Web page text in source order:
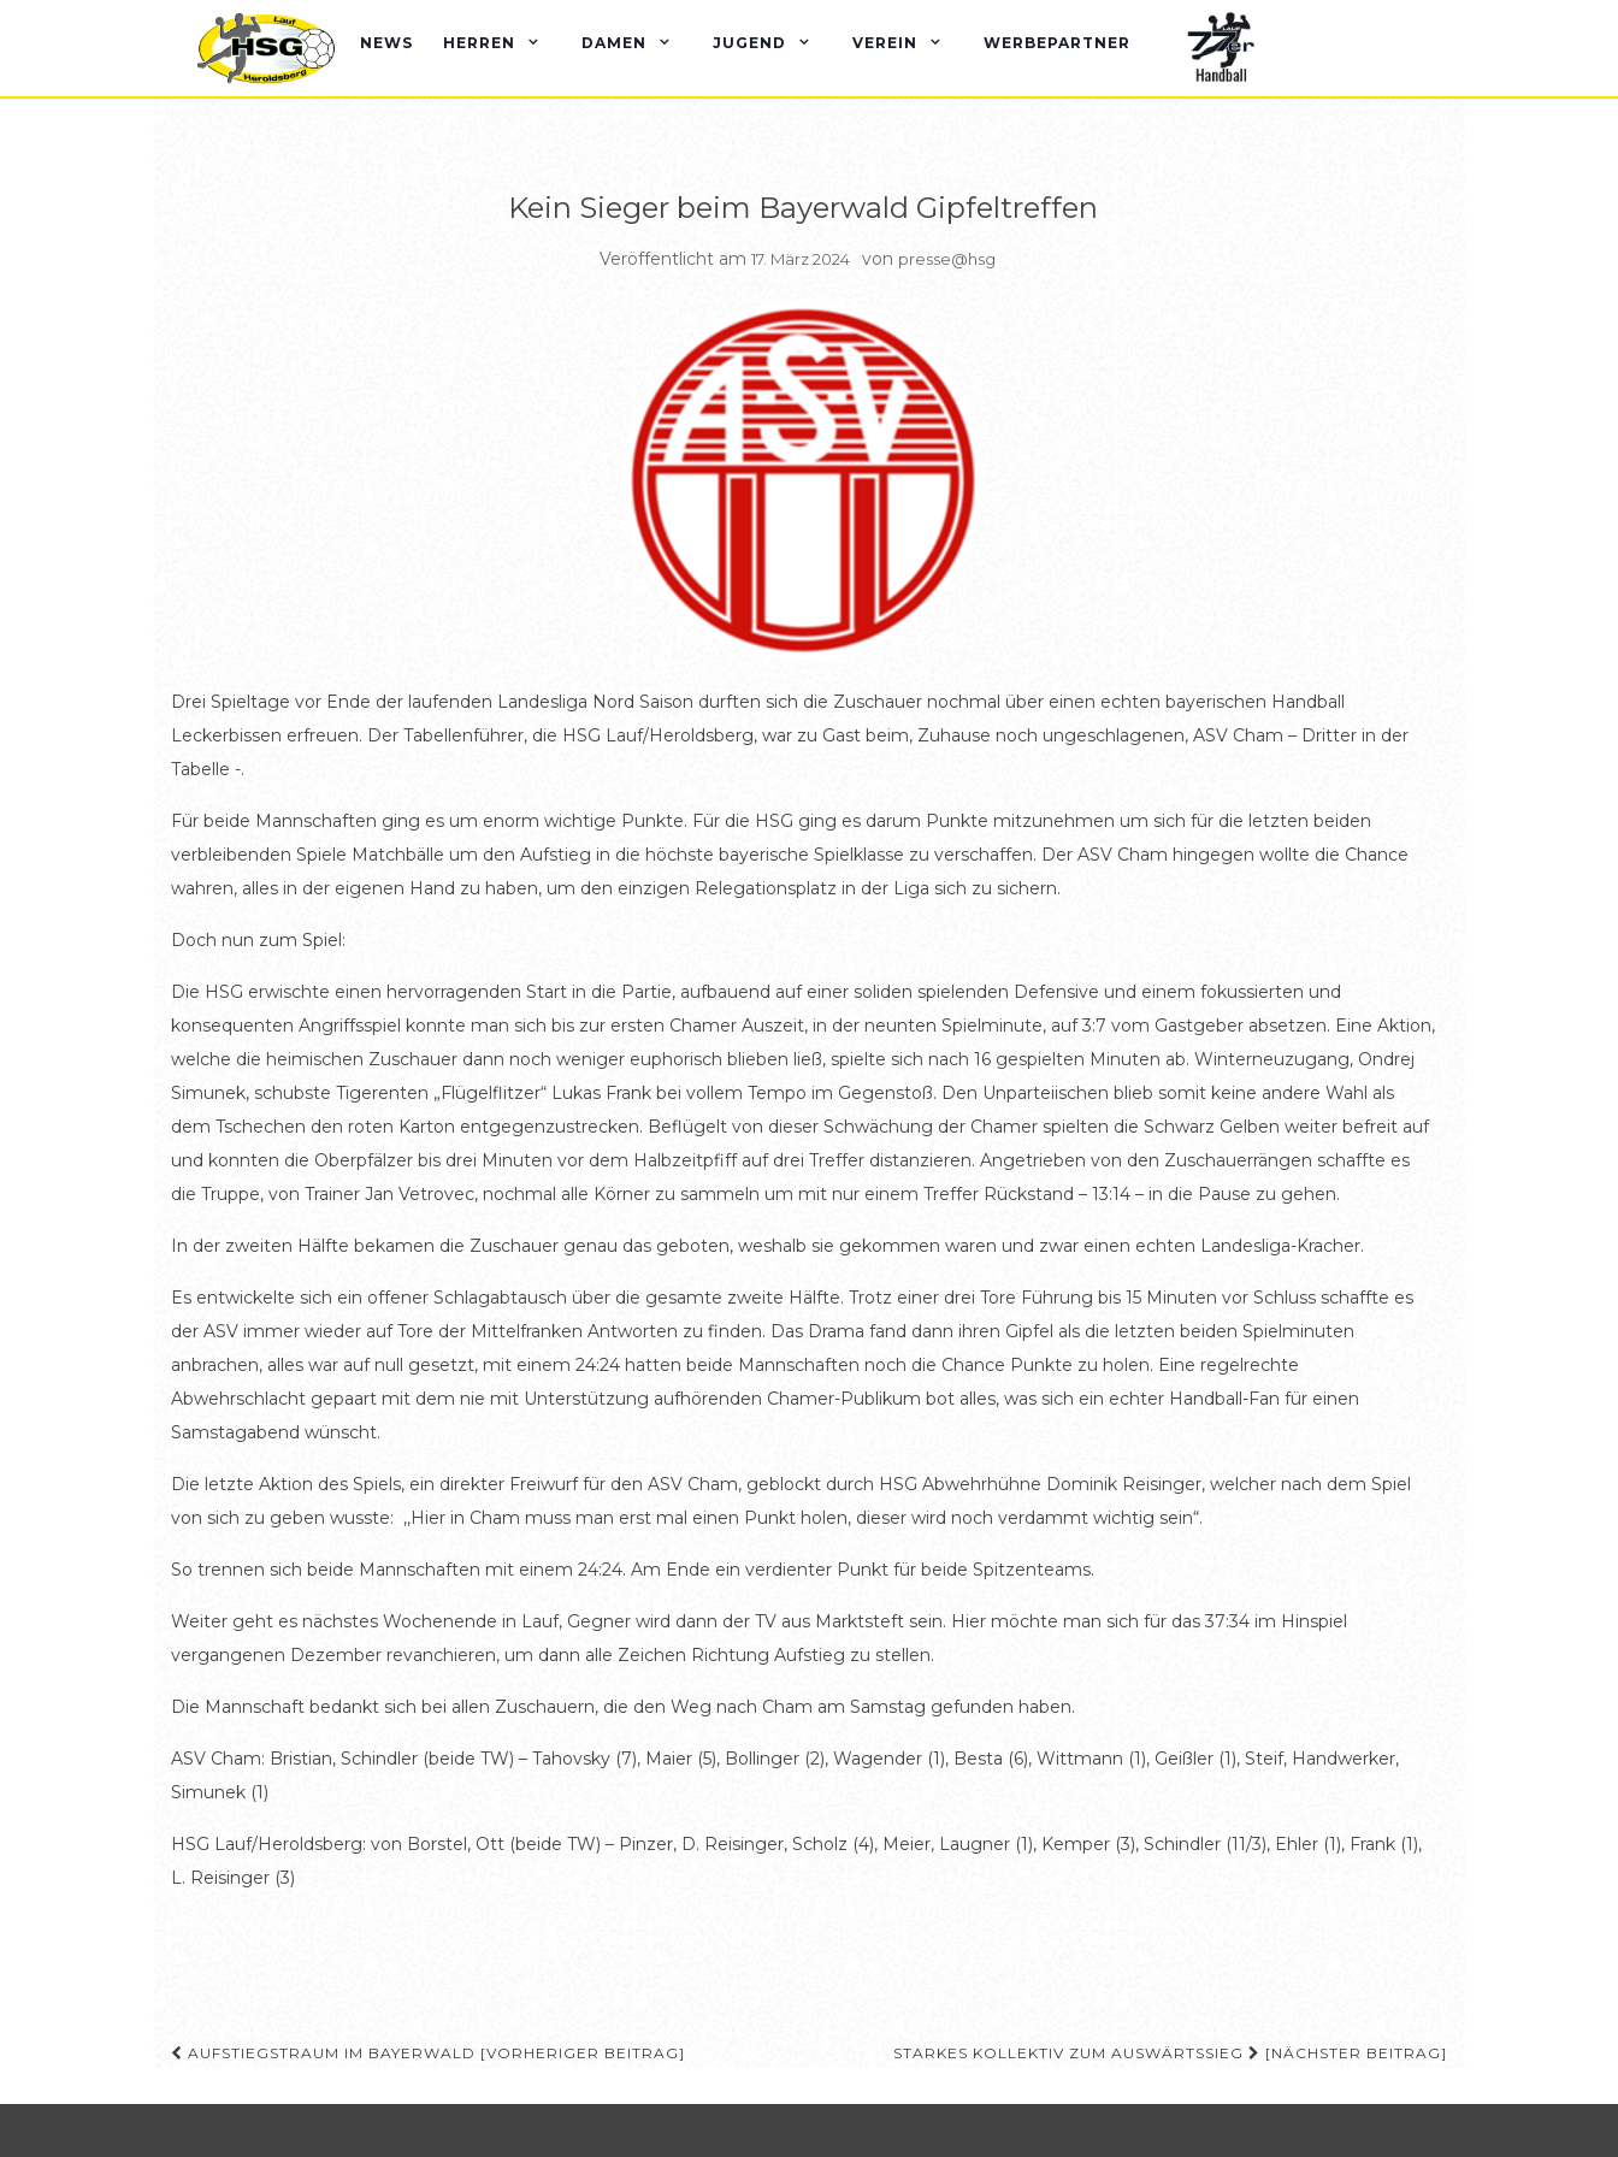
NEWS HERREN DAMEN JUGEND VEREIN WERBEPARTNER
Kein Sieger beim Bayerwald Gipfeltreffen
Veröffentlicht am 17. März 2024 von presse@hsg
Drei Spieltage vor Ende der laufenden Landesliga Nord Saison durften sich die Zuschauer nochmal über einen echten bayerischen Handball
Leckerbissen erfreuen. Der Tabellenführer, die HSG Lauf/Heroldsberg, war zu Gast beim, Zuhause noch ungeschlagenen, ASV Cham – Dritter in der
Tabelle -.
Für beide Mannschaften ging es um enorm wichtige Punkte. Für die HSG ging es darum Punkte mitzunehmen um sich für die letzten beiden
verbleibenden Spiele Matchbälle um den Aufstieg in die höchste bayerische Spielklasse zu verschaffen. Der ASV Cham hingegen wollte die Chance
wahren, alles in der eigenen Hand zu haben, um den einzigen Relegationsplatz in der Liga sich zu sichern.
Doch nun zum Spiel:
Die HSG erwischte einen hervorragenden Start in die Partie, aufbauend auf einer soliden spielenden Defensive und einem fokussierten und
konsequenten Angriffsspiel konnte man sich bis zur ersten Chamer Auszeit, in der neunten Spielminute, auf 3:7 vom Gastgeber absetzen. Eine Aktion,
welche die heimischen Zuschauer dann noch weniger euphorisch blieben ließ, spielte sich nach 16 gespielten Minuten ab. Winterneuzugang, Ondrej
Simunek, schubste Tigerenten „Flügelflitzer“ Lukas Frank bei vollem Tempo im Gegenstoß. Den Unparteiischen blieb somit keine andere Wahl als
dem Tschechen den roten Karton entgegenzustrecken. Beflügelt von dieser Schwächung der Chamer spielten die Schwarz Gelben weiter befreit auf
und konnten die Oberpfälzer bis drei Minuten vor dem Halbzeitpfiff auf drei Treffer distanzieren. Angetrieben von den Zuschauerrängen schaffte es
die Truppe, von Trainer Jan Vetrovec, nochmal alle Körner zu sammeln um mit nur einem Treffer Rückstand – 13:14 – in die Pause zu gehen.
In der zweiten Hälfte bekamen die Zuschauer genau das geboten, weshalb sie gekommen waren und zwar einen echten Landesliga-Kracher.
Es entwickelte sich ein offener Schlagabtausch über die gesamte zweite Hälfte. Trotz einer drei Tore Führung bis 15 Minuten vor Schluss schaffte es
der ASV immer wieder auf Tore der Mittelfranken Antworten zu finden. Das Drama fand dann ihren Gipfel als die letzten beiden Spielminuten
anbrachen, alles war auf null gesetzt, mit einem 24:24 hatten beide Mannschaften noch die Chance Punkte zu holen. Eine regelrechte
Abwehrschlacht gepaart mit dem nie mit Unterstützung aufhörenden Chamer-Publikum bot alles, was sich ein echter Handball-Fan für einen
Samstagabend wünscht.
Die letzte Aktion des Spiels, ein direkter Freiwurf für den ASV Cham, geblockt durch HSG Abwehrhühne Dominik Reisinger, welcher nach dem Spiel
von sich zu geben wusste: ,,Hier in Cham muss man erst mal einen Punkt holen, dieser wird noch verdammt wichtig sein“.
So trennen sich beide Mannschaften mit einem 24:24. Am Ende ein verdienter Punkt für beide Spitzenteams.
Weiter geht es nächstes Wochenende in Lauf, Gegner wird dann der TV aus Marktsteft sein. Hier möchte man sich für das 37:34 im Hinspiel
vergangenen Dezember revanchieren, um dann alle Zeichen Richtung Aufstieg zu stellen.
Die Mannschaft bedankt sich bei allen Zuschauern, die den Weg nach Cham am Samstag gefunden haben.
ASV Cham: Bristian, Schindler (beide TW) – Tahovsky (7), Maier (5), Bollinger (2), Wagender (1), Besta (6), Wittmann (1), Geißler (1), Steif, Handwerker,
Simunek (1)
HSG Lauf/Heroldsberg: von Borstel, Ott (beide TW) – Pinzer, D. Reisinger, Scholz (4), Meier, Laugner (1), Kemper (3), Schindler (11/3), Ehler (1), Frank (1),
L. Reisinger (3)
Beitragsnavigation
AUFSTIEGSTRAUM IM BAYERWALD [VORHERIGER BEITRAG] STARKES KOLLEKTIV ZUM AUSWÄRTSSIEG [NÄCHSTER BEITRAG]